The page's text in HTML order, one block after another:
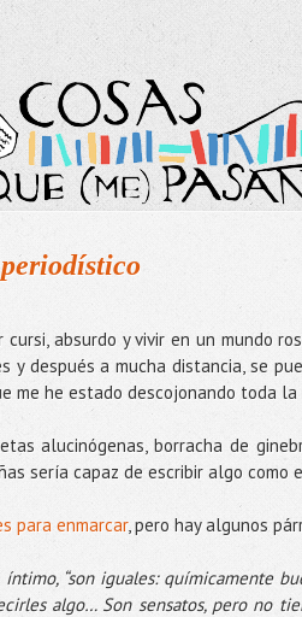
cursi, absurdo y vivir en un mundo
y después a mucha distancia, se
me he estado descojonando toda la
alucinógenas, borracha de
sería capaz de escribir algo como
para enmarcar, pero hay algunos
“son iguales: químicamente
algo… Son sensatos, pero no